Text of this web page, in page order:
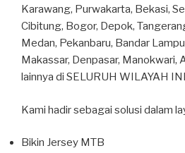
Karawang, Purwakarta, Bekasi,
Cibitung, Bogor, Depok,
Medan, Pekanbaru, Bandar
Makassar, Denpasar,
lainnya di SELURUH WILAYAH
Kami hadir sebagai solusi dalam
Bikin Jersey MTB